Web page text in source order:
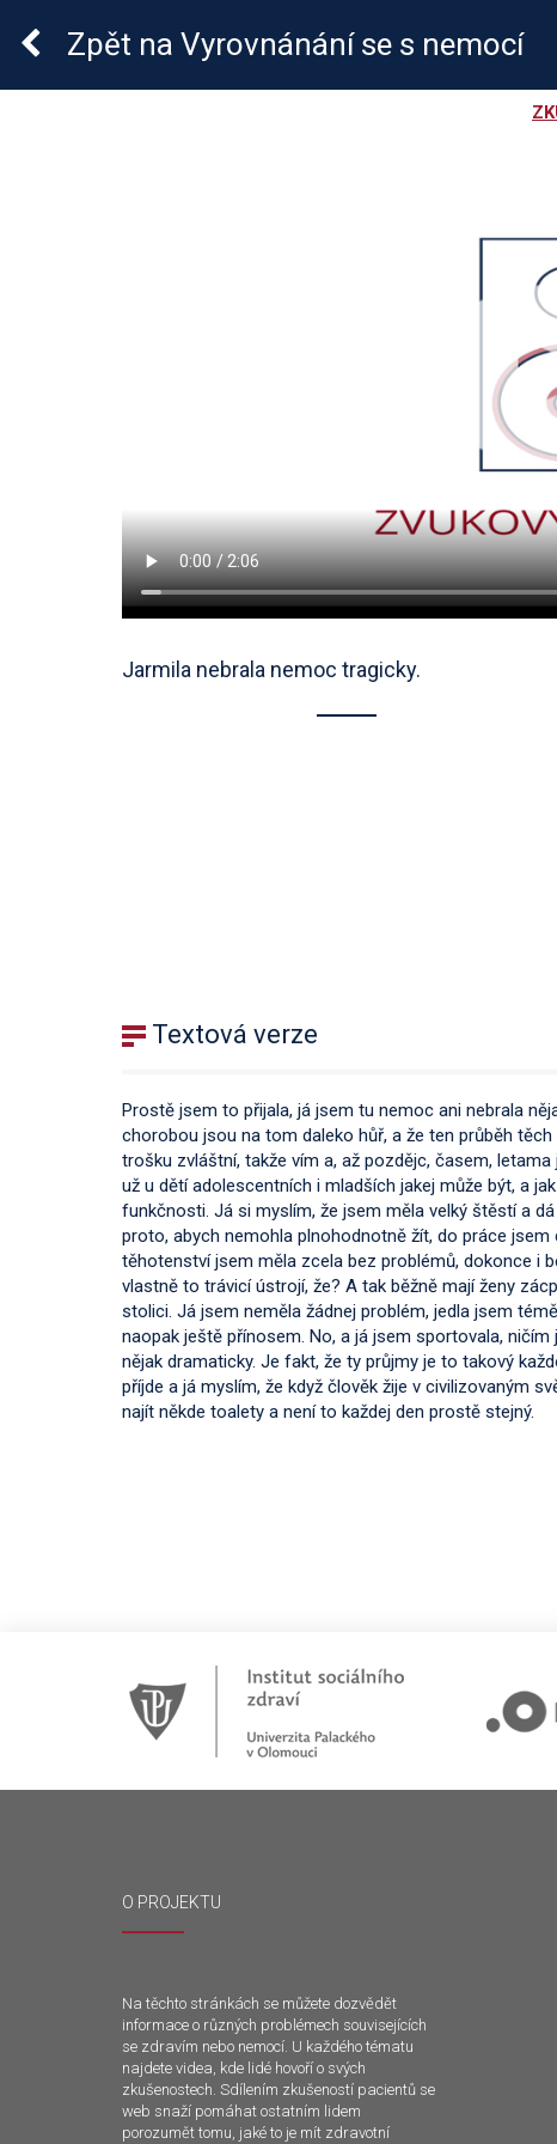
Crohnova nemoc a
Zpět na Vyrovnánání se s nemocí
Jarmila nebrala nemoc tragicky.
Textová verze
Prostě jsem to přijala, já jsem tu nemoc ani nebrala
chorobou jsou na tom daleko hůř, a že ten průběh
trošku zvláštní, takže vím a, až pozdějc, časem,
už u dětí adolescentních i mladších jakej může být, a
funkčnosti. Já si myslím, že jsem měla velký štěstí a
proto, abych nemohla plnohodnotně žít, do práce
těhotenství jsem měla zcela bez problémů, dokonce i
vlastně to trávicí ústrojí, že? A tak běžně mají ženy
stolici. Já jsem neměla žádnej problém, jedla jsem
naopak ještě přínosem. No, a já jsem sportovala,
nějak dramaticky. Je fakt, že ty průjmy je to takový
příjde a já myslím, že když člověk žije v civilizovaným
najít někde toalety a není to každej den prostě stejný.
O PROJEKTU
Na těchto stránkách se můžete dozvědět
informace o různých problémech souvisejících
se zdravím nebo nemocí. U každého tématu
najdete videa, kde lidé hovoří o svých
zkušenostech. Sdílením zkušeností pacientů se
web snaží pomáhat ostatním lidem
porozumět tomu, jaké to je mít zdravotní